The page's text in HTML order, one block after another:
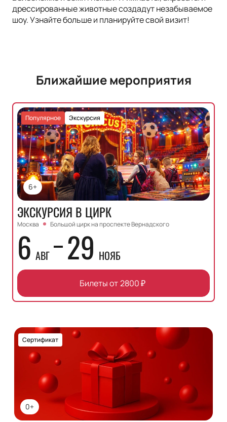
дрессированные животные создадут незабываемое
шоу. Узнайте больше и планируйте свой визит!
Ближайшие мероприятия
6+
Экскурсия
Популярное
ЭКСКУРСИЯ В ЦИРК
Москва Большой цирк на проспекте Вернадского
6 АВГ 29 НОЯБ
Билеты от2800₽
0+
Сертификат